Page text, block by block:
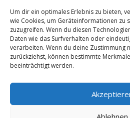
Um dir ein optimales Erlebnis zu bieten,
wie Cookies, um Geräteinformationen zu
zuzugreifen. Wenn du diesen
Daten wie das Surfverhalten oder
verarbeiten. Wenn du deine Zustimmung
zurückziehst, können bestimmte
beeinträchtigt werden.
Anwalt Wörth –
Anwalt Herzberg am
Kanzleien.
Anwalt Bad Rodach –
Rechtsberater
Anwalt Pocking –